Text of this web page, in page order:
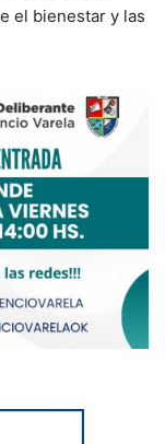
el bienestar y las